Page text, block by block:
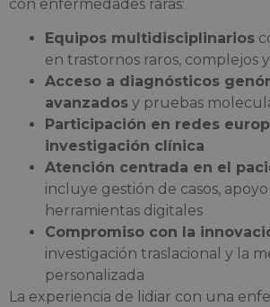
con enfermedades raras:
Equipos multidisciplinarios
en trastornos raros, complejos
Acceso a diagnósticos
avanzados y pruebas
Participación en redes
investigación clínica
Atención centrada en el
incluye gestión de casos,
herramientas digitales
Compromiso con la
investigación traslacional y la
personalizada
La experiencia de lidiar con una